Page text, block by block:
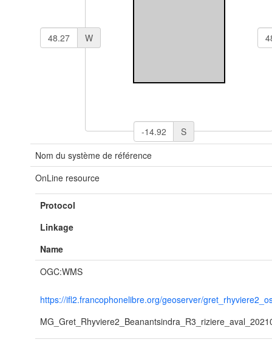
S
W
Nom du système de référence
OnLine resource
Protocol
Linkage
Name
OGC:WMS
https://ifl2.francophonelibre.org/geoserver/